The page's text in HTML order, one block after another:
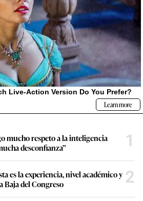
mucho respeto a la inteligencia
desconfianza”
1
es la experiencia, nivel académico y
Baja del Congreso
2